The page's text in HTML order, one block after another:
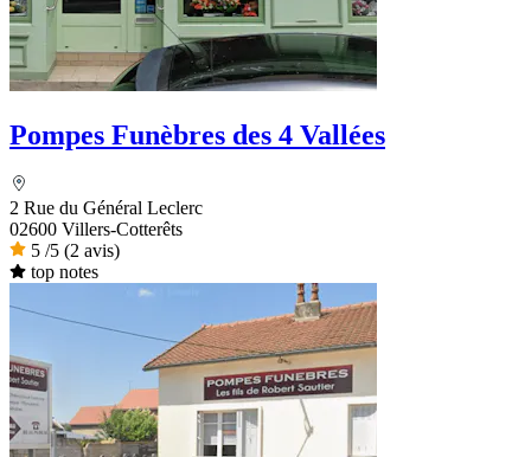
Pompes Funèbres des 4 Vallées
2 Rue du Général Leclerc
02600 Villers-Cotterêts
5 /5 (2 avis)
top notes